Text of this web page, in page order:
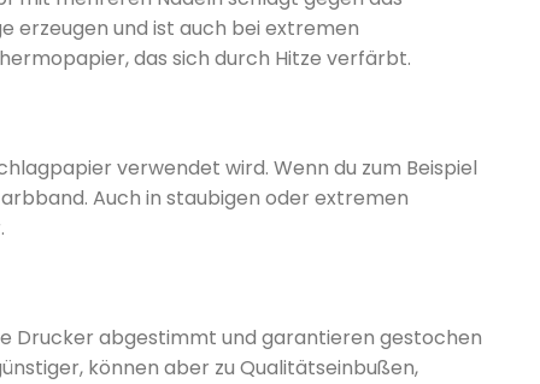
erzeugen und ist auch bei extremen
das sich durch Hitze verfärbt.
verwendet wird. Wenn du zum Beispiel
Auch in staubigen oder extremen
Drucker abgestimmt und garantieren gestochen
können aber zu Qualitätseinbußen,